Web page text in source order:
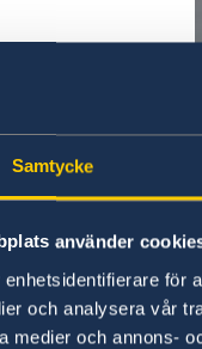
Samtycke
använder
enhetsidentifierare för
och analysera vår
medier och annons-